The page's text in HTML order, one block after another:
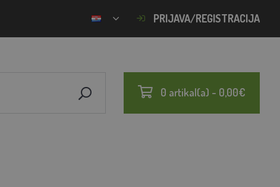
PRIJAVA/REGISTRACIJA
0 artikal(a) - 0,00€